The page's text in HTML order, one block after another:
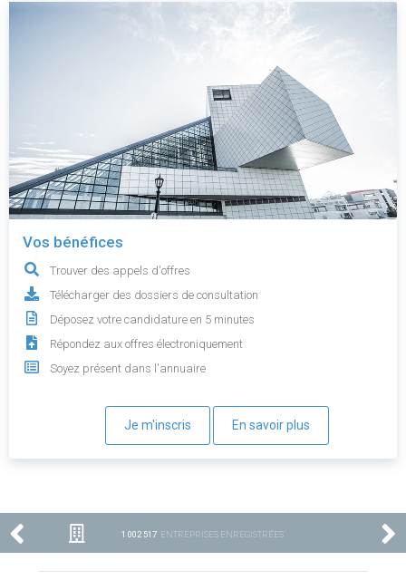
Vos bénéfices
Trouver des appels d'offres
Télécharger des dossiers de consultation
Déposez votre candidature en 5 minutes
Répondez aux offres électroniquement
Soyez présent dans l'annuaire
Je m'inscris En savoir plus
1 002 517 ENTREPRISES ENREGISTRÉES